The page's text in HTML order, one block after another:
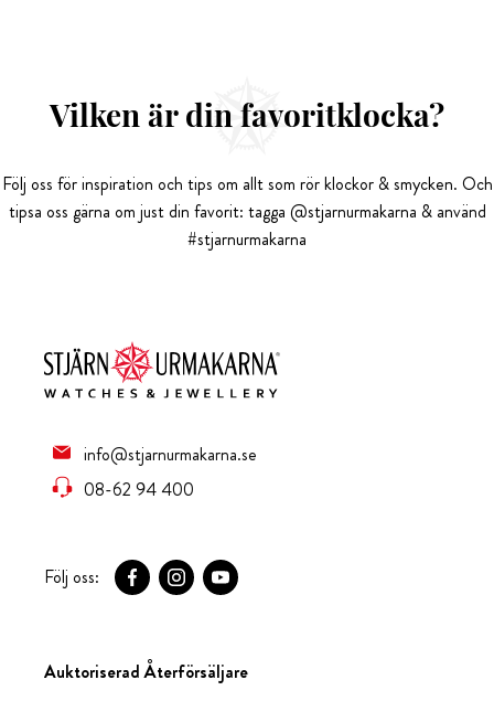
Vilken är din favoritklocka?
Följ oss för inspiration och tips om allt som rör klockor & smycken. Och
tipsa oss gärna om just din favorit: tagga @stjarnurmakarna & använd
#stjarnurmakarna
info@stjarnurmakarna.se
08-62 94 400
Följ oss:
Auktoriserad Återförsäljare